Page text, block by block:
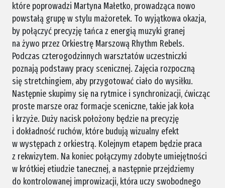
które poprowadzi Martyna Małetko, prowadząca nowo
powstałą grupę w stylu mażoretek. To wyjątkowa okazja,
by połączyć precyzję tańca z energią muzyki granej
na żywo przez Orkiestrę Marszową Rhythm Rebels.
Podczas czterogodzinnych warsztatów uczestniczki
poznają podstawy pracy scenicznej. Zajęcia rozpoczną
się stretchingiem, aby przygotować ciało do wysiłku.
Następnie skupimy się na rytmice i synchronizacji, ćwicząc
proste marsze oraz formacje sceniczne, takie jak koła
i krzyże. Duży nacisk położony będzie na precyzję
i dokładność ruchów, które budują wizualny efekt
w występach z orkiestrą. Kolejnym etapem będzie praca
z rekwizytem. Na koniec połączymy zdobyte umiejętności
w krótkiej etiudzie tanecznej, a następnie przejdziemy
do kontrolowanej improwizacji, która uczy swobodnego